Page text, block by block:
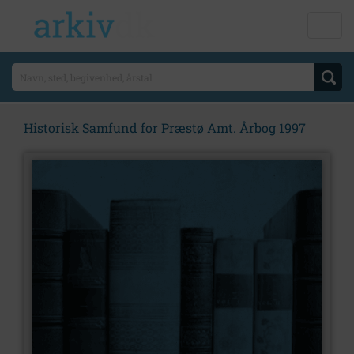
Historisk Samfund for Præstø Amt. Årbog 1997